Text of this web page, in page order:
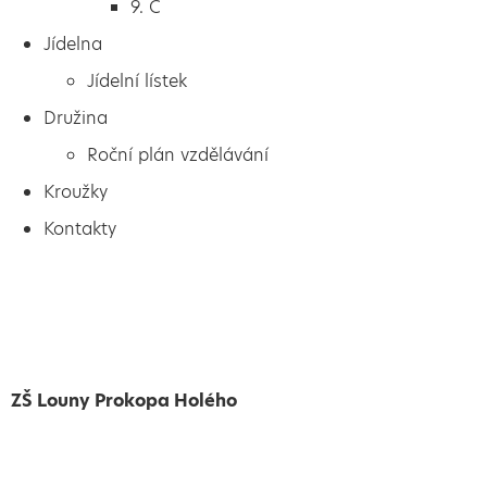
9. C
Jídelna
Jídelní lístek
Družina
Roční plán vzdělávání
Kroužky
Kontakty
ZŠ Louny Prokopa Holého